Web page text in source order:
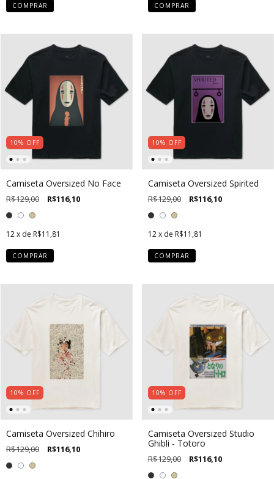
COMPRAR COMPRAR
10% OFF
Camiseta Oversized No Face
R$129,00 R$116,10
12x de R$11,81
COMPRAR
10% OFF
Camiseta Oversized Spirited
R$129,00 R$116,10
12 x de R$11,81
COMPRAR
10% OFF
Camiseta Oversized Chihiro
R$129,00 R$116,10
10% OFF
Camiseta Oversized Studio
Ghibli - Totoro
R$129,00 R$116,10